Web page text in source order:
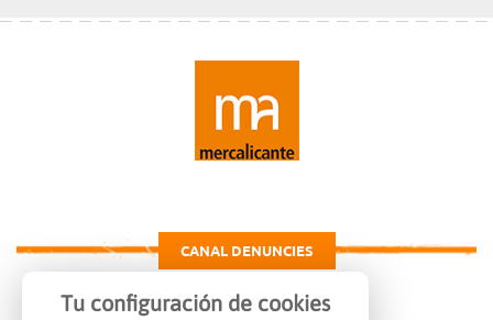
CANAL DENUNCIES
Tu configuración de cookies